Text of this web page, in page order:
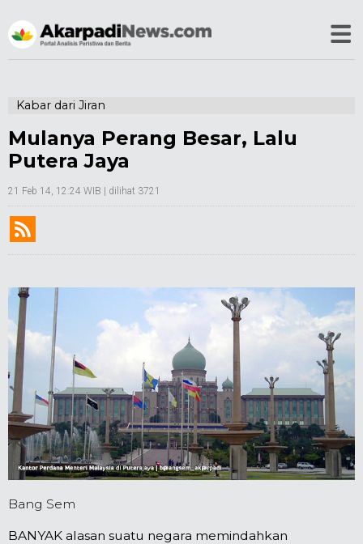
Kabar dari Jiran
Mulanya Perang Besar, Lalu
Putera Jaya
21 Feb 14, 12:24 WIB | dilihat 3721
Bang Sem
BANYAK alasan suatu negara memindahkan